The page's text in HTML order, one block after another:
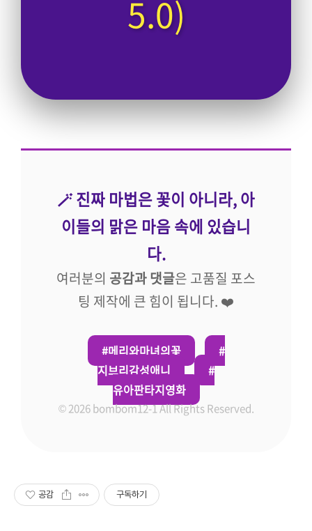
5.0)
🪄 진짜 마법은 꽃이 아니라, 아
이들의 맑은 마음 속에 있습니
다.
여러분의 공감과 댓글은 고품질 포스
팅 제작에 큰 힘이 됩니다. ❤️
#메리와마녀의꽃
#
지브리감성애니
#
유아판타지영화
© 2026 bombom12-1 All Rights Reserved.
공감 구독하기